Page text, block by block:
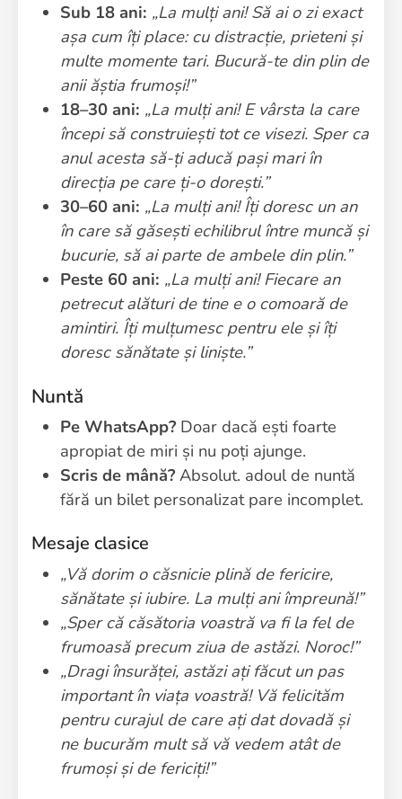
Sub 18 ani: „La mulți ani! Să ai o zi exact
așa cum îți place: cu distracție, prieteni și
multe momente tari. Bucură-te din plin de
anii ăștia frumoși!”
18–30 ani: „La mulți ani! E vârsta la care
începi să construiești tot ce visezi. Sper ca
anul acesta să-ți aducă pași mari în
direcția pe care ți-o dorești.”
30–60 ani: „La mulți ani! Îți doresc un an
în care să găsești echilibrul între muncă și
bucurie, să ai parte de ambele din plin.”
Peste 60 ani: „La mulți ani! Fiecare an
petrecut alături de tine e o comoară de
amintiri. Îți mulțumesc pentru ele și îți
doresc sănătate și liniște.”
Nuntă
Pe WhatsApp? Doar dacă ești foarte
apropiat de miri și nu poți ajunge.
Scris de mână? Absolut. adoul de nuntă
fără un bilet personalizat pare incomplet.
Mesaje clasice
„Vă dorim o căsnicie plină de fericire,
sănătate și iubire. La mulți ani împreună!”
„Sper că căsătoria voastră va fi la fel de
frumoasă precum ziua de astăzi. Noroc!”
„Dragi însurăței, astăzi ați făcut un pas
important în viața voastră! Vă felicităm
pentru curajul de care ați dat dovadă și
ne bucurăm mult să vă vedem atât de
frumoși și de fericiți!”